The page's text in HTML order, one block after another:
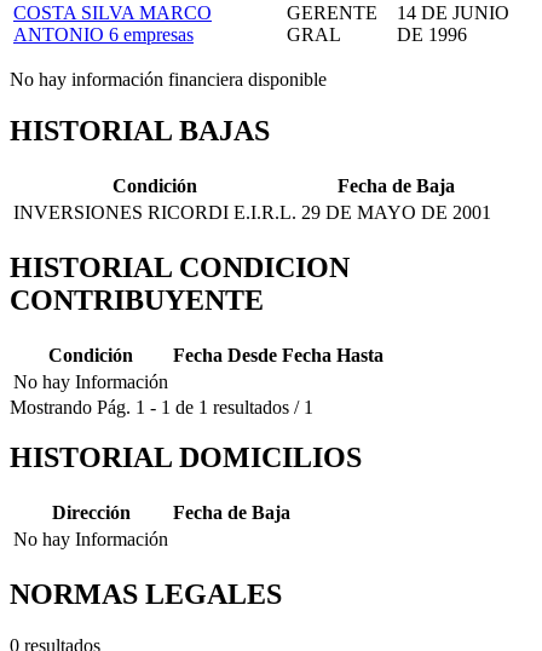
COSTA SILVA MARCO
ANTONIO 6 empresas
GERENTE
GRAL
14 DE JUNIO
DE 1996
No hay información financiera disponible
HISTORIAL BAJAS
Condición
Fecha de Baja
INVERSIONES RICORDI E.I.R.L. 29 DE MAYO DE 2001
HISTORIAL CONDICION
CONTRIBUYENTE
Condición Fecha Desde Fecha Hasta
No hay Información
Mostrando Pág. 1 - 1 de 1 resultados / 1
HISTORIAL DOMICILIOS
Dirección
Fecha de Baja
No hay Información
NORMAS LEGALES
0 resultados